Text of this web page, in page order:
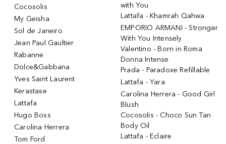
Cocosolis
My Geisha
Sol de Janeiro
Jean Paul Gaultier
Rabanne
Dolce&Gabbana
Yves Saint Laurent
Kerastase
Lattafa
Hugo Boss
Carolina Herrera
Tom Ford
with You
Lattafa - Khamrah Qahwa
EMPORIO ARMANI - Stronger
With You Intensely
Valentino - Born in Roma
Donna Intense
Prada - Paradoxe Refillable
Lattafa - Yara
Carolina Herrera - Good Girl
Blush
Cocosolis - Choco Sun Tan
Body Oil
Lattafa - Eclaire